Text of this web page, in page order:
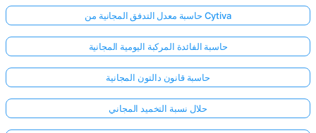
حاسبة معدل التدفق المجانية من Cytiva
حاسبة الفائدة المركبة اليومية المجانية
حاسبة قانون دالتون المجانية
حلال نسبة التخميد المجاني